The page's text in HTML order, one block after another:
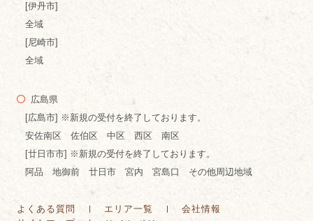
[伊丹市]
全域
[尼崎市]
全域
広島県
[広島市] ※新規の受付を終了しております。
安佐南区 佐伯区 中区 西区 南区
[廿日市市] ※新規の受付を終了しております。
阿品 地御前 廿日市 宮内 宮島口 その他周辺地域
よくある質問 エリア一覧
会社情報